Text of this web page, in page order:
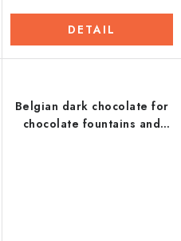
DETAIL
Belgian dark chocolate for
chocolate fountains and